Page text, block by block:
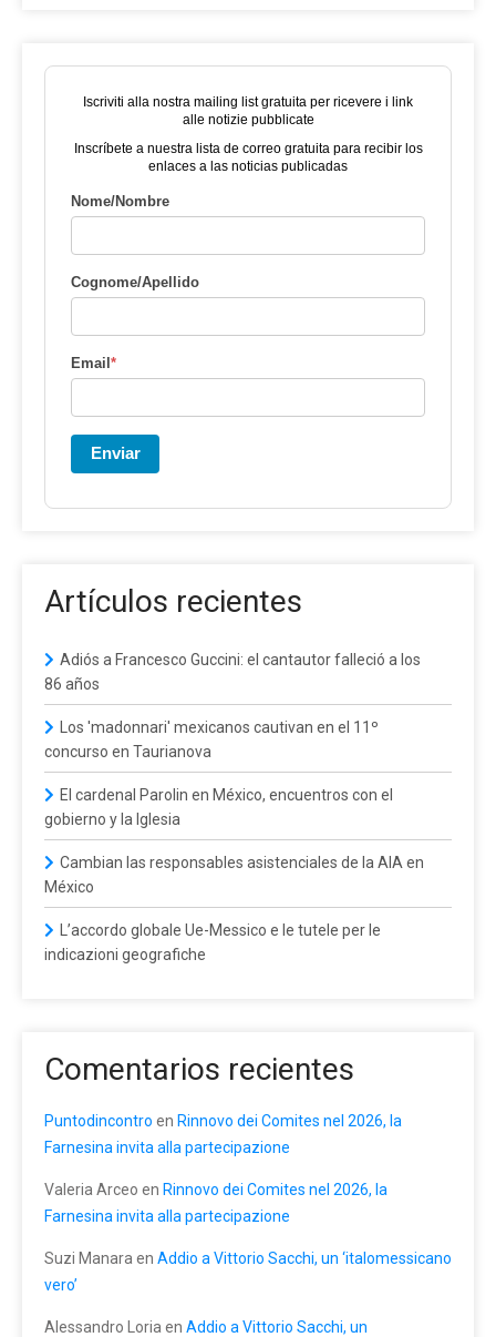
Iscriviti alla nostra mailing list gratuita per ricevere i link
alle notizie pubblicate
Inscríbete a nuestra lista de correo gratuita para recibir los
enlaces a las noticias publicadas
Nome/Nombre
Cognome/Apellido
Email*
Enviar
Artículos recientes
Adiós a Francesco Guccini: el cantautor falleció a los
86 años
Los 'madonnari' mexicanos cautivan en el 11º
concurso en Taurianova
El cardenal Parolin en México, encuentros con el
gobierno y la Iglesia
Cambian las responsables asistenciales de la AIA en
México
L’accordo globale Ue-Messico e le tutele per le
indicazioni geografiche
Comentarios recientes
Puntodincontro en Rinnovo dei Comites nel 2026, la
Farnesina invita alla partecipazione
Valeria Arceo en Rinnovo dei Comites nel 2026, la
Farnesina invita alla partecipazione
Suzi Manara en Addio a Vittorio Sacchi, un ‘italomessicano
vero’
Alessandro Loria en Addio a Vittorio Sacchi, un